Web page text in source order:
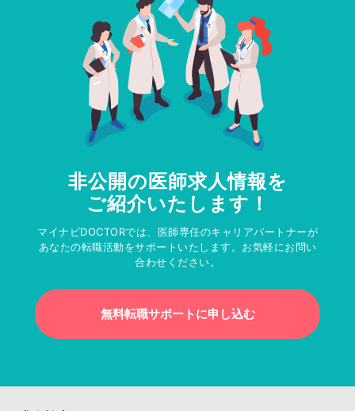
非公開の医師求人情報を
ご紹介いたします！
マイナビDOCTORでは、医師専任のキャリアパートナーが
あなたの転職活動をサポートいたします。お気軽にお問い
合わせください。
無料転職サポートに申し込む